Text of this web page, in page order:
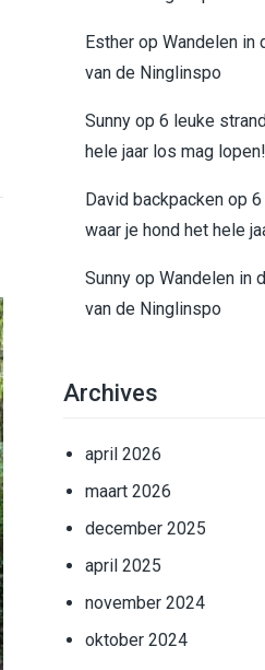
Esther op Wandelen in
van de Ninglinspo
Sunny op 6 leuke
hele jaar los mag lopen!
David backpacken op 6
waar je hond het hele
Sunny op Wandelen in
van de Ninglinspo
Archives
april 2026
maart 2026
december 2025
april 2025
november 2024
oktober 2024